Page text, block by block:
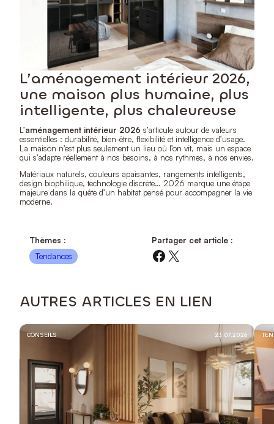
L’aménagement intérieur 2026,
une maison plus humaine, plus
intelligente, plus chaleureuse
L’aménagement intérieur 2026 s’articule autour de valeurs
essentielles : durabilité, bien-être, flexibilité et intelligence d’usage.
La maison n’est plus seulement un lieu où l’on vit, mais un espace
qui s’adapte réellement à nos besoins, à nos rythmes, à nos envies.
Matériaux naturels, couleurs apaisantes, rangements intelligents,
design biophilique, technologie discrète… 2026 marque une étape
majeure dans la quête d’un habitat pensé pour accompagner la vie
moderne.
Thèmes :
Tendances
Partager cet article :
Facebook
X
AUTRES ARTICLES EN LIEN
CONSEILS 23.07.2026